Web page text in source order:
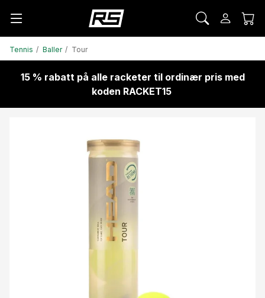
Tennis Baller Tour
15 % rabatt på alle racketer til ordinær pris med
koden RACKET15